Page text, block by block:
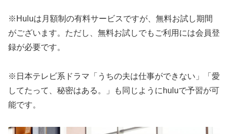
※Huluは月額制の有料サービスですが、無料お試し期間
がございます。ただし、無料お試しでもご利用には会員登
録が必要です。
※日本テレビ系ドラマ「うちの夫は仕事ができない」「愛
してたって、秘密はある。」も同じようにhuluで予習が可
能です。